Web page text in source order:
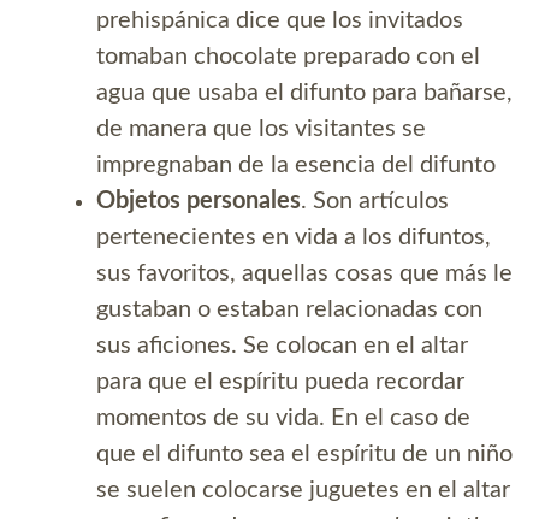
prehispánica dice que los invitados
tomaban chocolate preparado con el
agua que usaba el difunto para bañarse,
de manera que los visitantes se
impregnaban de la esencia del difunto
Objetos personales. Son artículos
pertenecientes en vida a los difuntos,
sus favoritos, aquellas cosas que más le
gustaban o estaban relacionadas con
sus aficiones. Se colocan en el altar
para que el espíritu pueda recordar
momentos de su vida. En el caso de
que el difunto sea el espíritu de un niño
se suelen colocarse juguetes en el altar